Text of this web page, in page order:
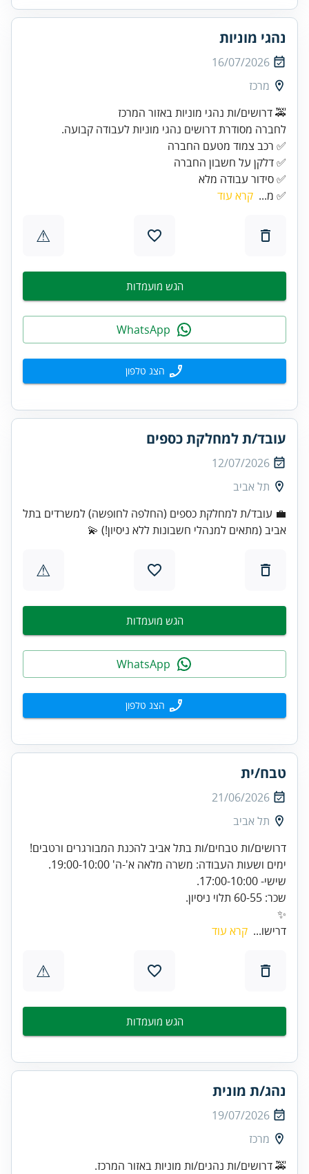
נהגי מוניות
16/07/2026
מרכז
🚕 דרושים/ות נהגי מוניות באזור המרכז
לחברה מסודרת דרושים נהגי מוניות לעבודה קבועה.
✅ סידור עבודה מלא
✅ מ... קרא עוד
⚠
הגש מועמדות
הצג טלפון
עובד/ת למחלקת כספים
12/07/2026
תל אביב
💼 עובד/ת למחלקת כספים (החלפה לחופשה) למשרדים בתל
אביב (מתאים למנהלי חשבונות ללא ניסיון!) 💫
⚠
הגש מועמדות
הצג טלפון
טבח/ית
21/06/2026
תל אביב
✨
דרישו... קרא עוד
⚠
הגש מועמדות
נהג/ת מונית
19/07/2026
מרכז
🚕 דרושים/ות נהגים/ות מוניות באזור המרכז.